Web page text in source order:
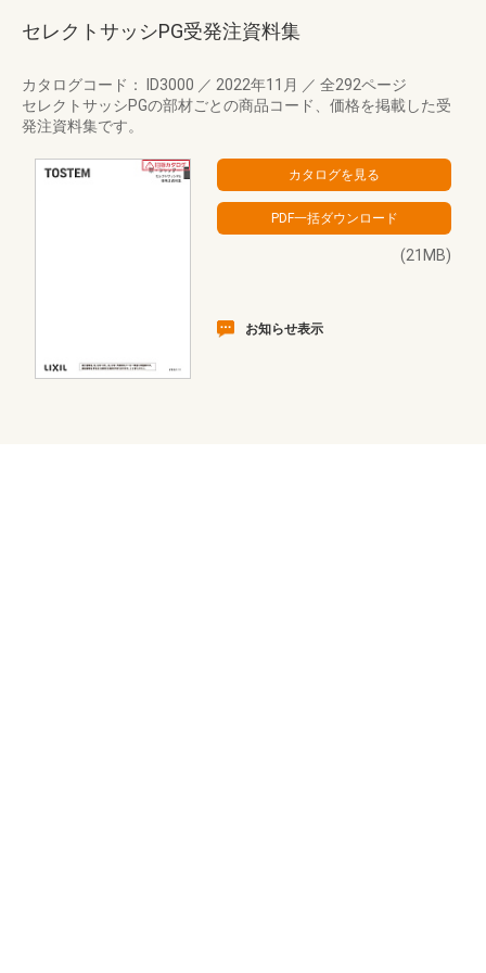
セレクトサッシPG受発注資料集
カタログコード： ID3000 ／ 2022年11月 ／ 全292ページ
セレクトサッシPGの部材ごとの商品コード、価格を掲載した受
発注資料集です。
(21MB)
お知らせ表示